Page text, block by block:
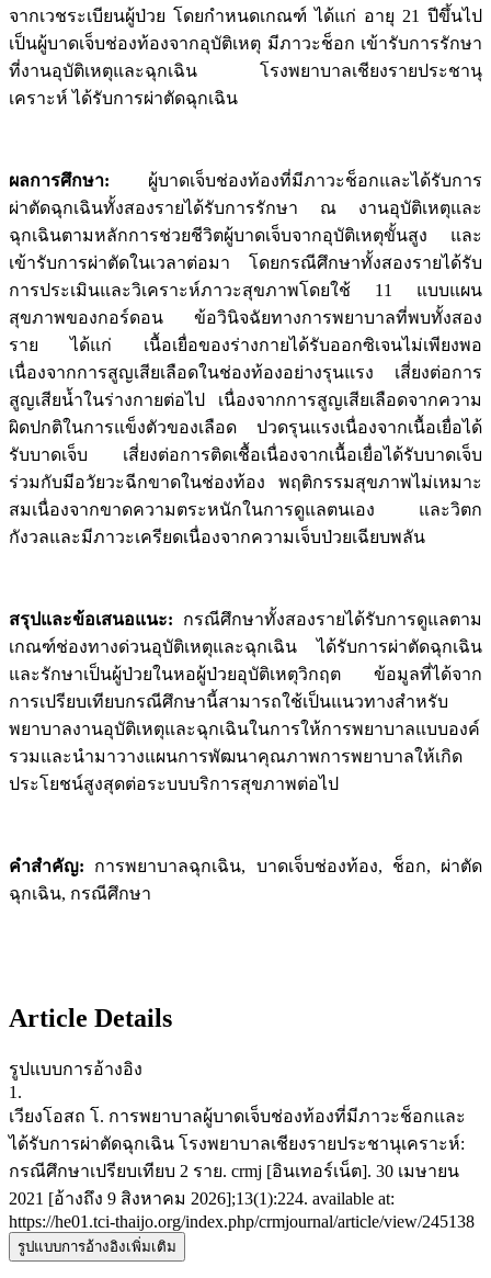
จากเวชระเบียนผู้ป่วย โดยกำหนดเกณฑ์ ได้แก่ อายุ 21 ปีขึ้นไป
เป็นผู้บาดเจ็บช่องท้องจากอุบัติเหตุ มีภาวะช็อก เข้ารับการรักษา
ที่งานอุบัติเหตุและฉุกเฉิน โรงพยาบาลเชียงรายประชานุ
เคราะห์ ได้รับการผ่าตัดฉุกเฉิน
ผลการศึกษา: ผู้บาดเจ็บช่องท้องที่มีภาวะช็อกและได้รับการ
ผ่าตัดฉุกเฉินทั้งสองรายได้รับการรักษา ณ งานอุบัติเหตุและ
ฉุกเฉินตามหลักการช่วยชีวิตผู้บาดเจ็บจากอุบัติเหตุขั้นสูง และ
เข้ารับการผ่าตัดในเวลาต่อมา โดยกรณีศึกษาทั้งสองรายได้รับ
การประเมินและวิเคราะห์ภาวะสุขภาพโดยใช้ 11 แบบแผน
สุขภาพของกอร์ดอน ข้อวินิจฉัยทางการพยาบาลที่พบทั้งสอง
ราย ได้แก่ เนื้อเยื่อของร่างกายได้รับออกซิเจนไม่เพียงพอ
เนื่องจากการสูญเสียเลือดในช่องท้องอย่างรุนแรง เสี่ยงต่อการ
สูญเสียน้ำในร่างกายต่อไป เนื่องจากการสูญเสียเลือดจากความ
ผิดปกติในการแข็งตัวของเลือด ปวดรุนแรงเนื่องจากเนื้อเยื่อได้
รับบาดเจ็บ เสี่ยงต่อการติดเชื้อเนื่องจากเนื้อเยื่อได้รับบาดเจ็บ
ร่วมกับมีอวัยวะฉีกขาดในช่องท้อง พฤติกรรมสุขภาพไม่เหมาะ
สมเนื่องจากขาดความตระหนักในการดูแลตนเอง และวิตก
กังวลและมีภาวะเครียดเนื่องจากความเจ็บป่วยเฉียบพลัน
สรุปและข้อเสนอแนะ: กรณีศึกษาทั้งสองรายได้รับการดูแลตาม
เกณฑ์ช่องทางด่วนอุบัติเหตุและฉุกเฉิน ได้รับการผ่าตัดฉุกเฉิน
และรักษาเป็นผู้ป่วยในหอผู้ป่วยอุบัติเหตุวิกฤต ข้อมูลที่ได้จาก
การเปรียบเทียบกรณีศึกษานี้สามารถใช้เป็นแนวทางสำหรับ
พยาบาลงานอุบัติเหตุและฉุกเฉินในการให้การพยาบาลแบบองค์
รวมและนำมาวางแผนการพัฒนาคุณภาพการพยาบาลให้เกิด
ประโยชน์สูงสุดต่อระบบบริการสุขภาพต่อไป
คำสำคัญ: การพยาบาลฉุกเฉิน, บาดเจ็บช่องท้อง, ช็อก, ผ่าตัด
ฉุกเฉิน, กรณีศึกษา
Article Details
รูปแบบการอ้างอิง
1.
เวียงโอสถ โ. การพยาบาลผู้บาดเจ็บช่องท้องที่มีภาวะช็อกและ
ได้รับการผ่าตัดฉุกเฉิน โรงพยาบาลเชียงรายประชานุเคราะห์:
กรณีศึกษาเปรียบเทียบ 2 ราย. crmj [อินเทอร์เน็ต]. 30 เมษายน
2021 [อ้างถึง 9 สิงหาคม 2026];13(1):224. available at:
https://he01.tci-thaijo.org/index.php/crmjournal/article/view/245138
รูปแบบการอ้างอิงเพิ่มเติม